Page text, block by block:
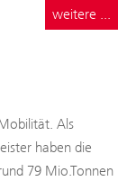
weitere ...
Als
haben die
79 Mio.Tonnen